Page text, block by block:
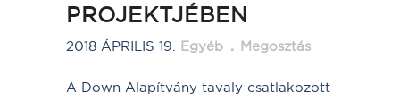
PROJEKTJÉBEN
2018 ÁPRILIS 19. Egyéb Megosztás
A Down Alapítvány tavaly csatlakozott